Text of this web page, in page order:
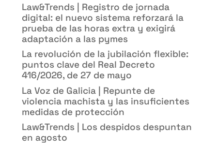
Law&Trends | Registro de jornada
digital: el nuevo sistema reforzará la
prueba de las horas extra y exigirá
adaptación a las pymes
La revolución de la jubilación flexible:
puntos clave del Real Decreto
416/2026, de 27 de mayo
La Voz de Galicia | Repunte de
violencia machista y las insuficientes
medidas de protección
Law&Trends | Los despidos despuntan
en agosto